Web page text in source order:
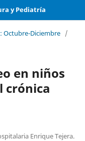
y Pediatría
Octubre-Diciembre /
en niños
crónica
Enrique Tejera.